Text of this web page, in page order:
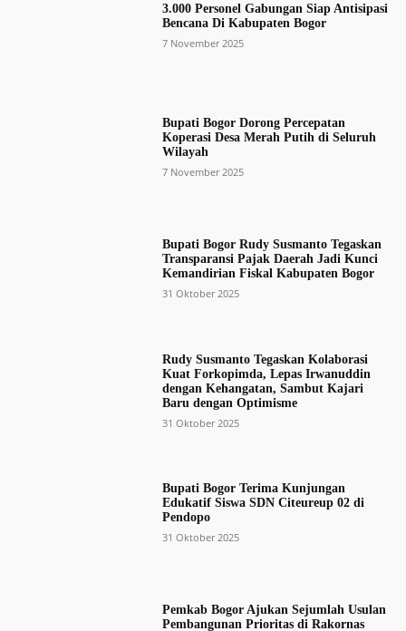
3.000 Personel Gabungan Siap Antisipasi
Bencana Di Kabupaten Bogor
7 November 2025
Bupati Bogor Dorong Percepatan
Koperasi Desa Merah Putih di Seluruh
Wilayah
7 November 2025
Bupati Bogor Rudy Susmanto Tegaskan
Transparansi Pajak Daerah Jadi Kunci
Kemandirian Fiskal Kabupaten Bogor
31 Oktober 2025
Rudy Susmanto Tegaskan Kolaborasi
Kuat Forkopimda, Lepas Irwanuddin
dengan Kehangatan, Sambut Kajari
Baru dengan Optimisme
31 Oktober 2025
Bupati Bogor Terima Kunjungan
Edukatif Siswa SDN Citeureup 02 di
Pendopo
31 Oktober 2025
Pemkab Bogor Ajukan Sejumlah Usulan
Pembangunan Prioritas di Rakornas